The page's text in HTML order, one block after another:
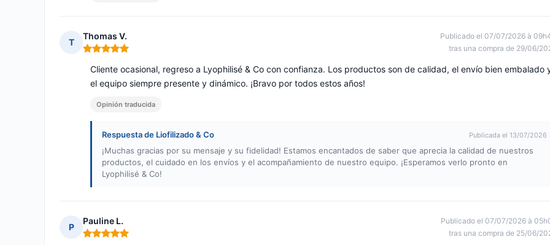
T
Thomas V.
Nota: 5 de 5
Publicado el 07/07/2026 à
tras una compra de 29/06/
Cliente ocasional, regreso a Lyophilisé & Co con confianza. Los productos son de calidad, el envío bien embalado
el equipo siempre presente y dinámico. ¡Bravo por todos estos años!
Opinión traducida
Respuesta de Liofilizado & Co Publicada el 13/07/2026
¡Muchas gracias por su mensaje y su fidelidad! Estamos encantados de saber que aprecia la calidad de nuestros
productos, el cuidado en los envíos y el acompañamiento de nuestro equipo. ¡Esperamos verlo pronto en
Lyophilisé & Co!
P
Pauline L.
Nota: 5 de 5
Publicado el 07/07/2026 à
tras una compra de 25/06/